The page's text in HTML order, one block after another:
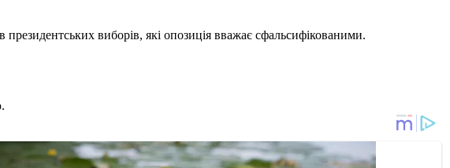
президентських виборів, які опозиція вважає сфальсифікованими.